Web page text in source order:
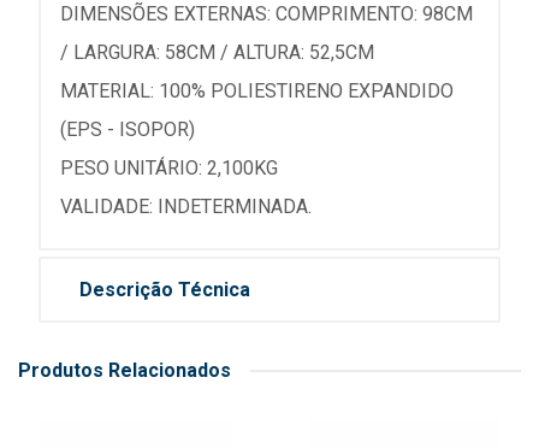
DIMENSÕES EXTERNAS: COMPRIMENTO: 98CM
/ LARGURA: 58CM / ALTURA: 52,5CM
MATERIAL: 100% POLIESTIRENO EXPANDIDO
(EPS - ISOPOR)
PESO UNITÁRIO: 2,100KG
VALIDADE: INDETERMINADA.
Descrição Técnica
Produtos Relacionados